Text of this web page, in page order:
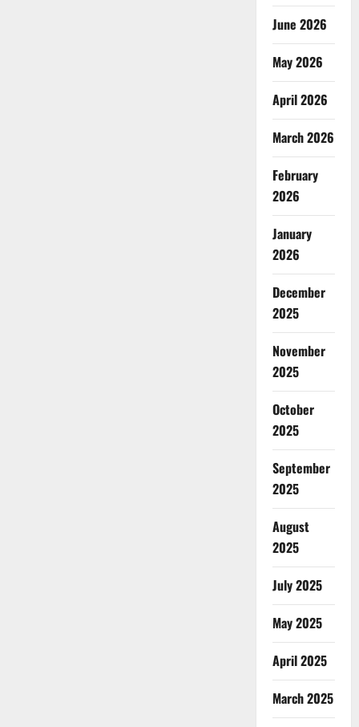
June 2026
May 2026
April 2026
March 2026
February
2026
January
2026
December
2025
November
2025
October
2025
September
2025
August
2025
July 2025
May 2025
April 2025
March 2025